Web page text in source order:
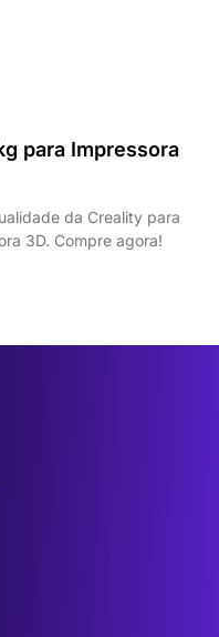
para Impressora
da Creality para
3D. Compre agora!